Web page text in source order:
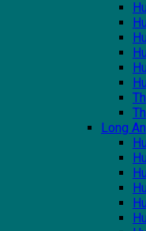
Long An